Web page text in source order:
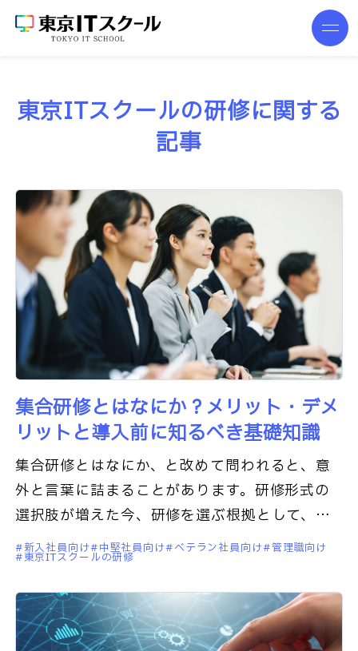
東京ITスクールの研修に関する
記事
集合研修とはなにか？メリット・デメ
リットと導入前に知るべき基礎知識
集合研修とはなにか、と改めて問われると、意
外と言葉に詰まることがあります。研修形式の
選択肢が増えた今、研修を選ぶ根拠として、集
合研修とはどんな特性を持つ形式なのかを正し
く理解することが必要です。集合研
新入社員向け 中堅社員向け ベテラン社員向け 管理職向け
東京ITスクールの研修